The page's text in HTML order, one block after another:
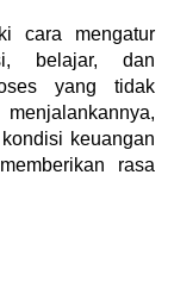
cara mengatur
belajar, dan
yang tidak
keuangan
rasa